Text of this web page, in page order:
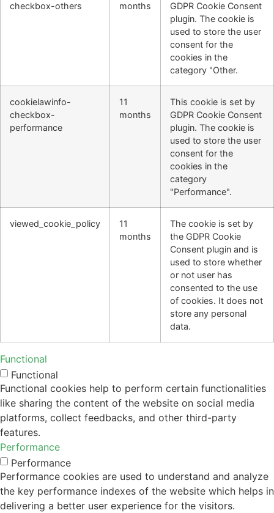
checkbox-others
months
GDPR Cookie Consent
plugin. The cookie is
used to store the user
consent for the
cookies in the
category "Other.
cookielawinfo-
checkbox-
performance
11
months
This cookie is set by
GDPR Cookie Consent
plugin. The cookie is
used to store the user
consent for the
cookies in the
category
"Performance".
viewed_cookie_policy
11
months
The cookie is set by
the GDPR Cookie
Consent plugin and is
used to store whether
or not user has
consented to the use
of cookies. It does not
store any personal
data.
Functional
Functional
Functional cookies help to perform certain functionalities
like sharing the content of the website on social media
platforms, collect feedbacks, and other third-party
features.
Performance
Performance
Performance cookies are used to understand and analyze
the key performance indexes of the website which helps in
delivering a better user experience for the visitors.